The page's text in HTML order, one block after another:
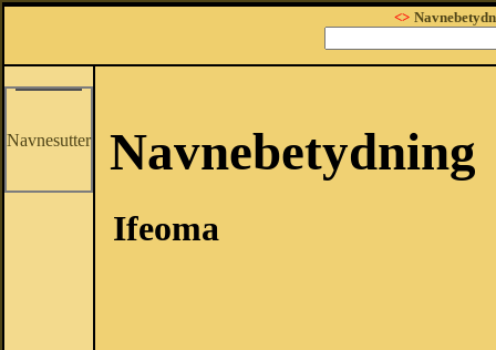
<>
Navnesutter Navnebetydning
Ifeoma